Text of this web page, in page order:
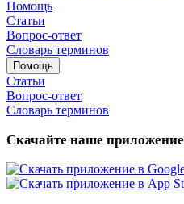
Помощь
Статьи
Вопрос-ответ
Словарь терминов
Помощь
Статьи
Вопрос-ответ
Словарь терминов
Скачайте наше приложение